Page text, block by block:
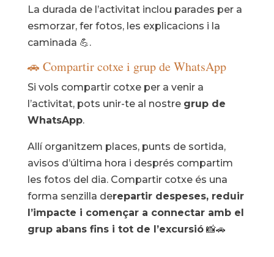
La durada de l’activitat inclou parades per a
esmorzar, fer fotos, les explicacions i la
caminada 💪.
🚗 Compartir cotxe i grup de WhatsApp
Si vols compartir cotxe per a venir a
l’activitat, pots unir-te al nostre grup de
WhatsApp.
Allí organitzem places, punts de sortida,
avisos d’última hora i després compartim
les fotos del dia. Compartir cotxe és una
forma senzilla derepartir despeses, reduir
l’impacte i començar a connectar amb el
grup abans fins i tot de l’excursió📸🚗